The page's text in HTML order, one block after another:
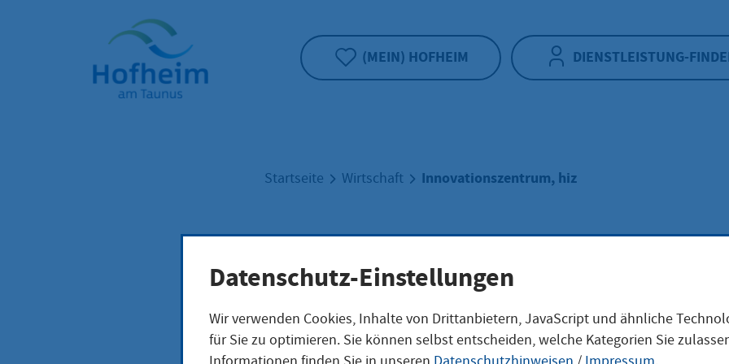
Startseite"
(MEIN) HOFHEIM DIENSTLEISTUNG-
Startseite Wirtschaft Innovationszentrum, hiz
Innovationszentrum,
Das Zentrum für Existenzgründer und
Datenschutz-Einstellungen
Wir verwenden Cookies, Inhalte von Drittanbietern, JavaScript und ähnliche
für Sie zu optimieren. Sie können selbst entscheiden, welche Kategorien Sie